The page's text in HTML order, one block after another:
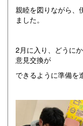
親睦を図りながら、
ました。
2月に入り、どうに
意見交換が
できるように準備を